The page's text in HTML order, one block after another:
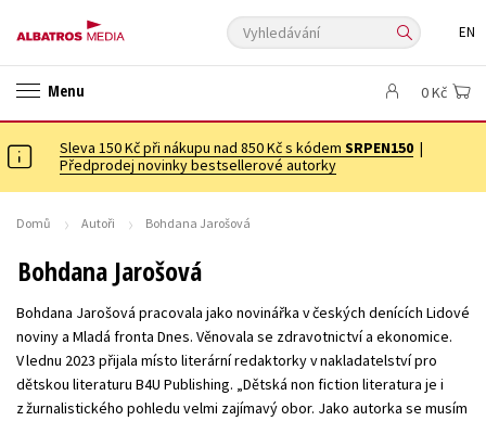
Vyhledávání EN
Menu
✉️ DÁRKOVÉ POUKAZY
Auto - moto
Beletrie pro děti
Dárkové publikace
Dárkové zboží
Esoterika a duchovní svět
Kuchařky
New Adult Ostatní Počítače
Poezie
Populárně - naučná pro dospělé
Populárně - naučné pro děti
Předškoláci
Příroda a zahrada
Přírodní vědy
0 Kč
Sleva 150 Kč při nákupu nad 850 Kč s kódem SRPEN150 |
Předprodej novinky bestsellerové autorky
Domů Autoři Bohdana Jarošová
Bohdana Jarošová
Bohdana Jarošová pracovala jako novinářka v českých denících Lidové
noviny a Mladá fronta Dnes. Věnovala se zdravotnictví a ekonomice.
V lednu 2023 přijala místo literární redaktorky v nakladatelství pro
dětskou literaturu B4U Publishing. „Dětská non fiction literatura je i
z žurnalistického pohledu velmi zajímavý obor. Jako autorka se musím